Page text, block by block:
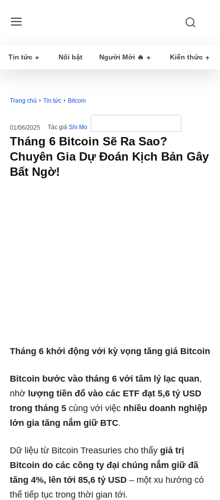
Tin tức Nổi bật Người Mới 🔥 Kiến thức
Trang chủ Tin tức Bitcoin
01/06/2025 Tác giả Shi Mo
Tháng 6 Bitcoin Sẽ Ra Sao?
Chuyên Gia Dự Đoán Kịch Bản Gây
Bất Ngờ!
Tháng 6 khởi động với kỳ vọng tăng giá Bitcoin
Bitcoin bước vào tháng 6 với tâm lý lạc quan,
nhờ lượng tiền đổ vào các ETF đạt 5,6 tỷ USD
trong tháng 5 cùng với việc nhiều doanh nghiệp
lớn gia tăng nắm giữ BTC.
Dữ liệu từ Bitcoin Treasuries cho thấy giá trị
Bitcoin do các công ty đại chúng nắm giữ đã
tăng 4%, lên tới 85,6 tỷ USD – một xu hướng có
thể tiếp tục trong thời gian tới.